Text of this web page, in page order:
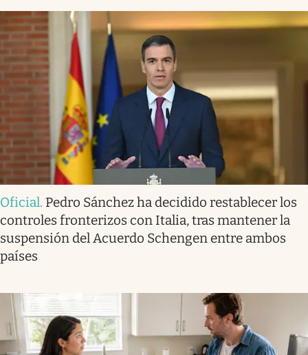
Oficial. Pedro Sánchez ha decidido restablecer los
controles fronterizos con Italia, tras mantener la
suspensión del Acuerdo Schengen entre ambos
países